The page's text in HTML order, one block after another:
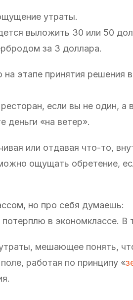
утраты.
выложить 30 или 50
за 3 доллара.
этапе принятия решения
если вы не один, а
деньги «на ветер».
или отдавая что-то,
ощущать обретение,
но про себя думаешь:
в экономклассе. В
мешающее понять,
работая по принципу «